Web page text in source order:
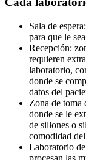
Sala de
para que le
Recepción:
requieren
laboratorio,
donde se
datos del
Zona de toma
donde se le
de sillones o
comodidad
Laboratorio de
procesan las